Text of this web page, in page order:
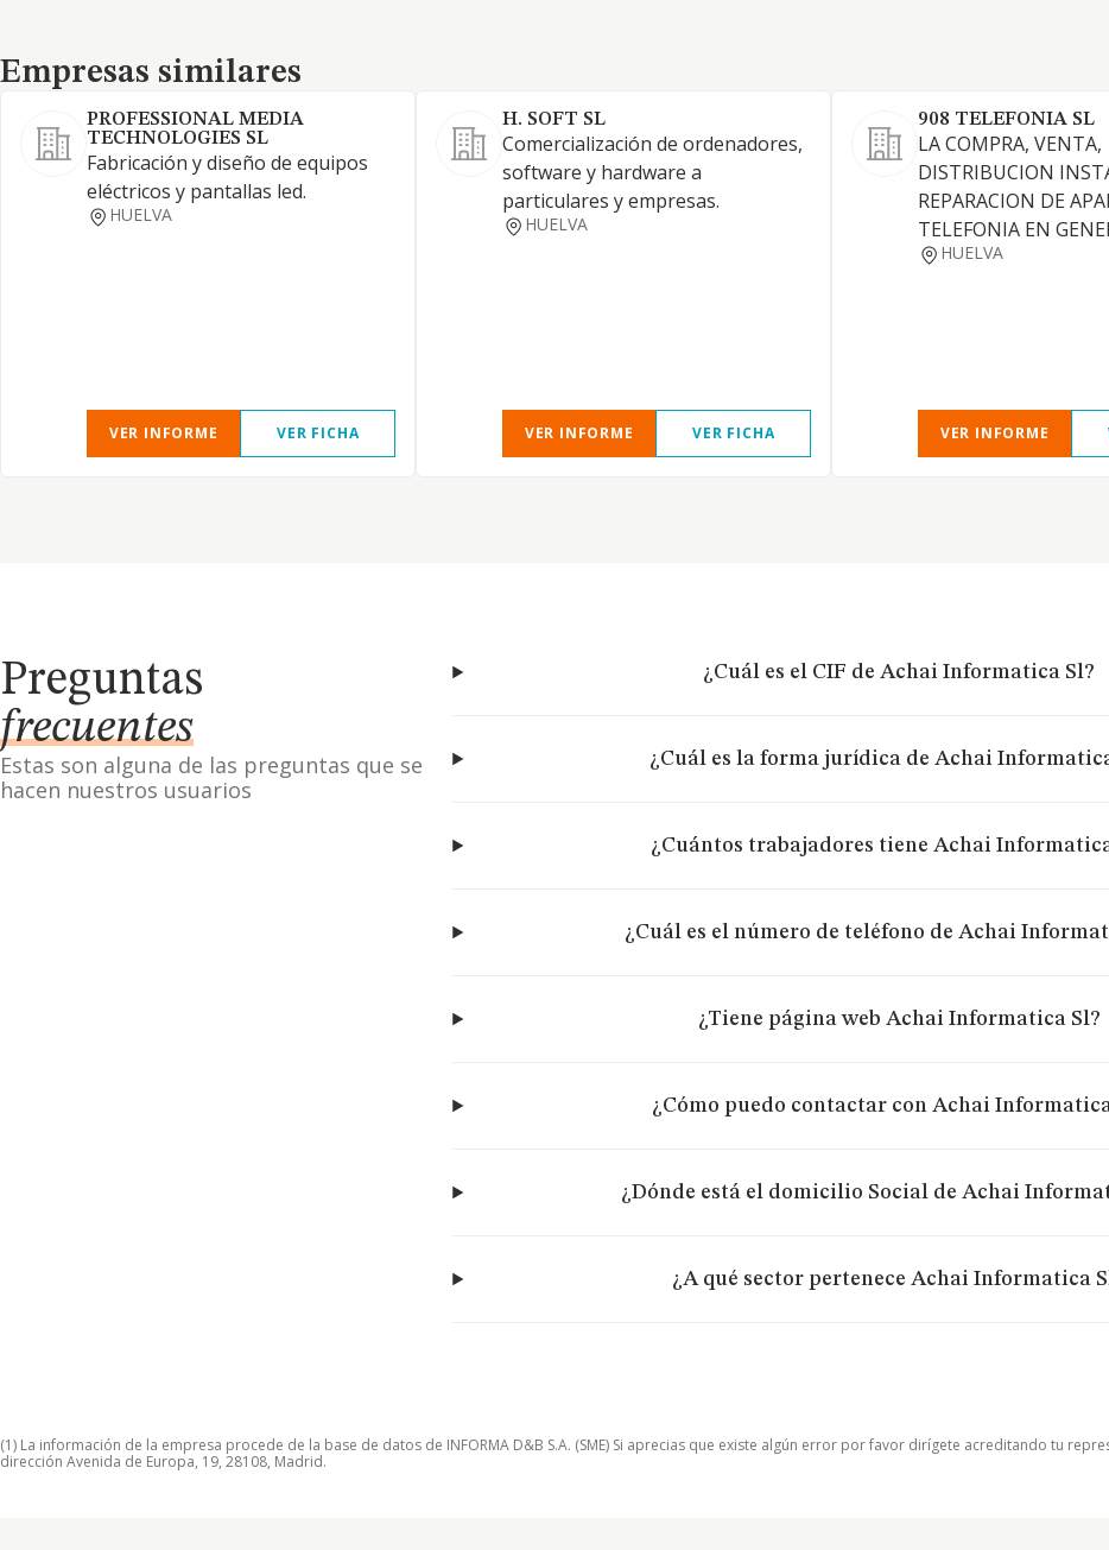
Empresas similares
Empresas similares
PROFESSIONAL MEDIA
TECHNOLOGIES SL
Fabricación y diseño de equipos
eléctricos y pantallas led.
HUELVA
VER INFORME VER FICHA
H. SOFT SL
Comercialización de ordenadores,
software y hardware a
particulares y empresas.
HUELVA
VER INFORME VER FICHA
908 TELEFONIA SL
LA COMPRA, VENTA,
DISTRIBUCION
REPARACION DE
TELEFONIA EN
HUELVA
VER INFORME
Preguntas
frecuentes
Estas son alguna de las preguntas que se
hacen nuestros usuarios
¿Cuál es el CIF de Achai Informatica Sl?
¿Cuál es la forma jurídica de Achai
¿Cuántos trabajadores tiene Achai
¿Cuál es el número de teléfono de Achai
¿Tiene página web Achai Informatica Sl?
¿Cómo puedo contactar con Achai
¿Dónde está el domicilio Social de Achai
¿A qué sector pertenece Achai Informatica
(1) La información de la empresa procede de la base de datos de INFORMA D&B S.A. (SME) Si aprecias que existe algún error por favor dirígete acreditando tu
dirección Avenida de Europa, 19, 28108, Madrid.